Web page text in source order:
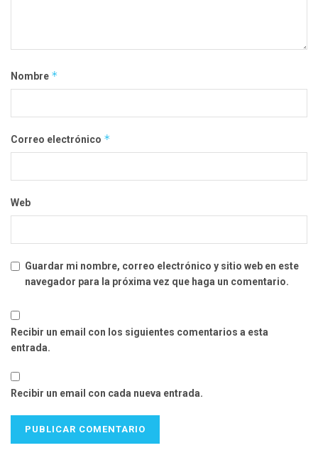
Nombre *
Correo electrónico *
Web
Guardar mi nombre, correo electrónico y sitio web en este
navegador para la próxima vez que haga un comentario.
Recibir un email con los siguientes comentarios a esta
entrada.
Recibir un email con cada nueva entrada.